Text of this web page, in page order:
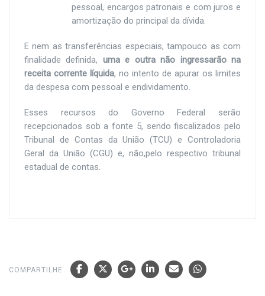
pessoal, encargos patronais e com juros e
amortização do principal da dívida.
E nem as transferências especiais, tampouco as com
finalidade definida, uma e outra não ingressarão na
receita corrente líquida, no intento de apurar os limites
da despesa com pessoal e endividamento.
Esses recursos do Governo Federal serão
recepcionados sob a fonte 5, sendo fiscalizados pelo
Tribunal de Contas da União (TCU) e Controladoria
Geral da União (CGU) e, não,pelo respectivo tribunal
estadual de contas.
COMPARTILHE